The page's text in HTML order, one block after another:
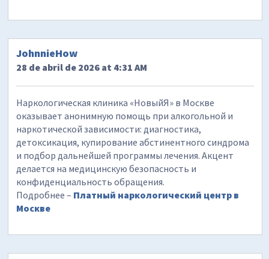
JohnnieHow
28 de abril de 2026 at 4:31 AM
Наркологическая клиника «НовыйЯ» в Москве
оказывает анонимную помощь при алкогольной и
наркотической зависимости: диагностика,
детоксикация, купирование абстинентного синдрома
и подбор дальнейшей программы лечения. Акцент
делается на медицинскую безопасность и
конфиденциальность обращения.
Подробнее – Платный наркологический центр в
Москве